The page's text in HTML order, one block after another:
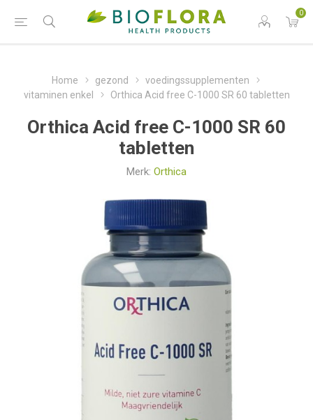
0
Home gezond
voedingssupplementen
vitaminen enkel
Orthica Acid free C-1000 SR 60 tabletten
Orthica Acid free C-1000 SR 60
tabletten
Merk: Orthica